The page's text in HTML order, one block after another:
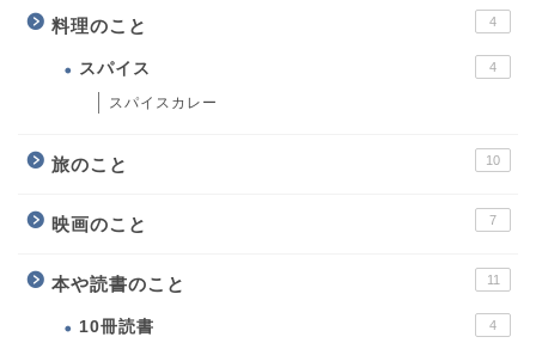
料理のこと 4
スパイス 4
スパイスカレー
旅のこと 10
映画のこと 7
本や読書のこと 11
10冊読書 4